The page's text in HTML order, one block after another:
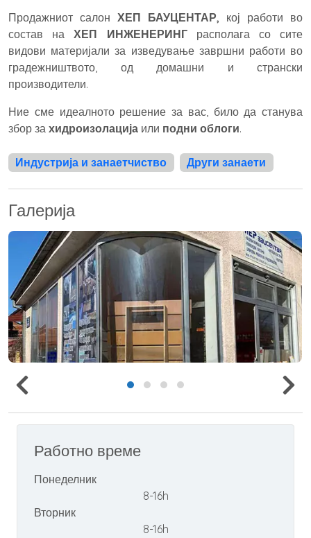
Продажниот салон ХЕП БАУЦЕНТАР, кој работи во
состав наХЕП ИНЖЕНЕРИНГрасполага со сите
видови материјали за изведување завршни работи во
градежништвото, од домашни и странски
производители.
Ние сме идеалното решение за вас, било да станува
збор за хидроизолација или подни облоги.
Индустрија и занаетчиство Други занаети
Галерија
Работно време
Понеделник
8-16h
Вторник
8-16h